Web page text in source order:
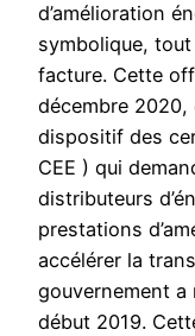
d’amélioration
symbolique,
facture. Cette
décembre
dispositif des
CEE ) qui
distributeurs
prestations
accélérer la
gouvernement
début 2019.